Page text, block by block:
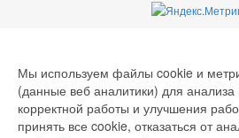
Мы используем файлы cookie и
(данные веб аналитики) для
корректной работы и улучшения
принять все cookie, отказаться от